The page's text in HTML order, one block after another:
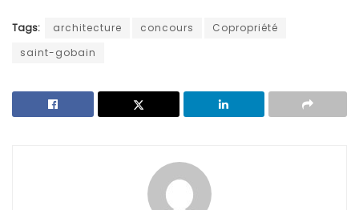
Tags: architecture concours
Copropriété
saint-gobain